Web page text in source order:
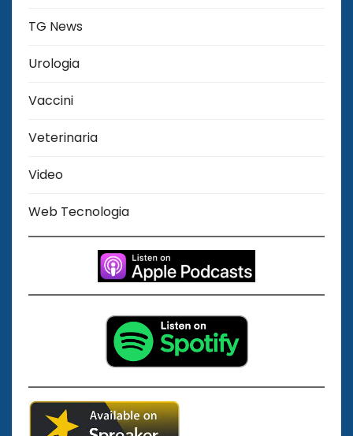
TG News
Urologia
Vaccini
Veterinaria
Video
Web Tecnologia